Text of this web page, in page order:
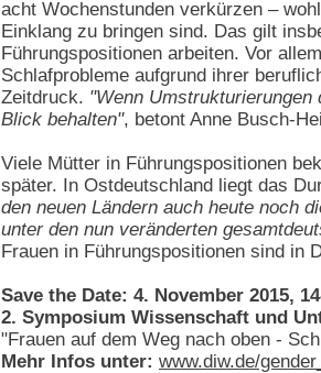
acht Wochenstunden verkürzen –
Einklang zu bringen sind. Das gilt
Führungspositionen arbeiten. Vor
Schlafprobleme aufgrund ihrer
Zeitdruck. "Wenn
Blick behalten", betont Anne Busch-
Viele Mütter in Führungspositionen
später. In Ostdeutschland liegt das
den neuen Ländern auch heute noch
unter den nun veränderten
Frauen in Führungspositionen sind in
Save the Date: 4. November 2015,
2. Symposium Wissenschaft und
"Frauen auf dem Weg nach oben -
Mehr Infos unter: www.diw.de/